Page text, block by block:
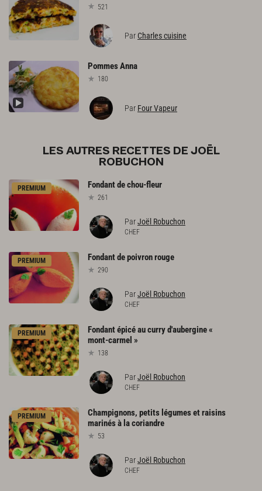
521
Par Charles cuisine
PommesAnna
180
Par Four Vapeur
LES AUTRES RECETTES DE JOËL
ROBUCHON
PREMIUM Fondantdechou-fleur
261
ParJoël Robuchon
CHEF
PREMIUM Fondantdepoivronrouge
290
ParJoël Robuchon
CHEF
PREMIUM Fondantépicéaucurryd'aubergine«
mont-carmel »
138
ParJoël Robuchon
CHEF
PREMIUM Champignons, petits légumesetraisins
marinésà lacoriandre
53
ParJoël Robuchon
CHEF